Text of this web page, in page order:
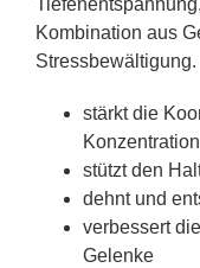
Kombination aus
Stressbewältigung.
stärkt die
Konzentration
stützt den
dehnt und
verbessert
Gelenke